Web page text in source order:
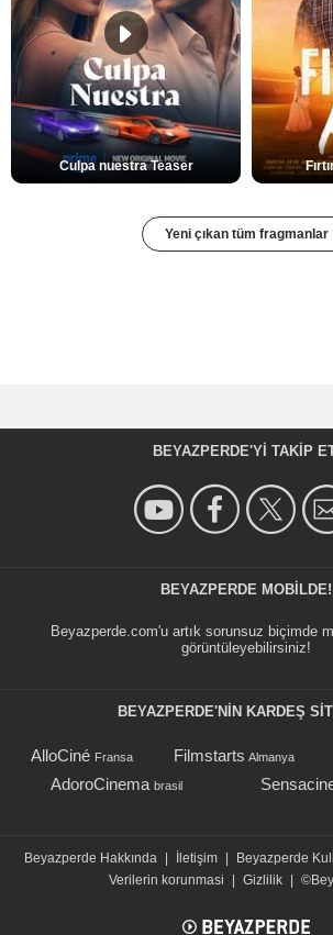
Culpa nuestra Teaser
Yeni çıkan tüm fragmanlar
BEYAZPERDE'YI TAKIP
BEYAZPERDE MOBILDE!
Beyazperde.com'u artık sorunsuz biçimde
görüntüleyebilirsiniz!
BEYAZPERDE'NIN KARDEŞ
AlloCiné Fransa Filmstarts Almanya
AdoroCinema brasil
Beyazperde Hakkında İletişim Beyazperde
Verilerin korunmasi
Gizlilik